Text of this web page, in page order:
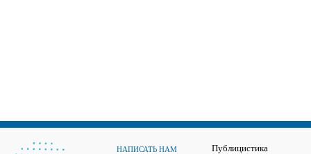
НАПИСАТЬ НАМ
Публицистика